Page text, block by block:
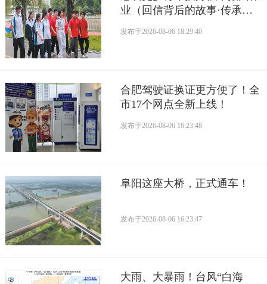
业（回信背后的故事·传承红
发布于2026-08-06 18:29:40
合肥驾驶证换证更方便了！全
市17个网点全新上线！
发布于2026-08-06 16:23:48
阜阳这座大桥，正式通车！
发布于2026-08-06 16:23:47
大雨、大暴雨！台风“白海